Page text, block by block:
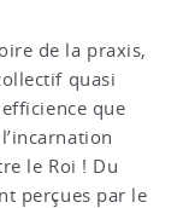
de la praxis,
quasi
que
le Roi ! Du
perçues par le